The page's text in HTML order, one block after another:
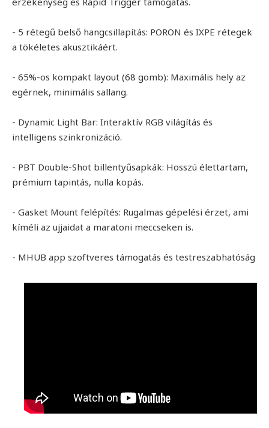
- 5 rétegű belső hangcsillapítás: PORON és IXPE rétegek
a tökéletes akusztikáért.
- 65%-os kompakt layout (68 gomb): Maximális hely az
egérnek, minimális sallang.
- Dynamic Light Bar: Interaktív RGB világítás és
intelligens szinkronizáció.
- PBT Double-Shot billentyűsapkák: Hosszú élettartam,
prémium tapintás, nulla kopás.
- Gasket Mount felépítés: Rugalmas gépelési érzet, ami
kíméli az ujjaidat a maratoni meccseken is.
- MHUB app szoftveres támogatás és testreszabhatóság